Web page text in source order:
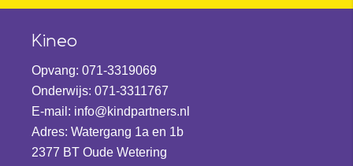
f
in
Kineo
Opvang: 071-3319069
Onderwijs: 071-3311767
E-mail: info@kindpartners.nl
Adres: Watergang 1a en 1b
2377 BT Oude Wetering